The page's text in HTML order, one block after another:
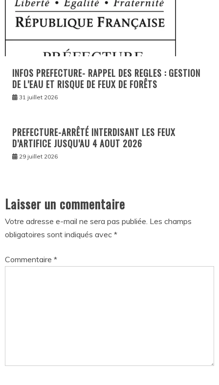
INFOS PREFECTURE- RAPPEL DES REGLES : GESTION
DE L’EAU ET RISQUE DE FEUX DE FORÊTS
31 juillet 2026
PREFECTURE-ARRÊTÉ INTERDISANT LES FEUX
D’ARTIFICE JUSQU’AU 4 AOUT 2026
29 juillet 2026
Laisser un commentaire
Votre adresse e-mail ne sera pas publiée. Les champs
obligatoires sont indiqués avec *
Commentaire *